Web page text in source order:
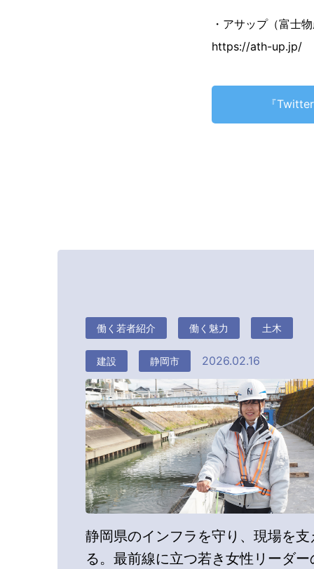
・アサップ（富士
https://ath-up.jp/
『
働く若者紹介 働く魅力 土木
建設 静岡市 2026.02.16
静岡県のインフラを守り、現場を支
る。最前線に立つ若き女性リーダー